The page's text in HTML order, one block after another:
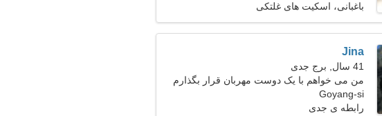
باغبانی، اسکیت های غلتکی
Jina
41 سال, برج جدی
من می خواهم با یک دوست مهربان قرار بگذارم
Goyang-si
رابطه ی جدی